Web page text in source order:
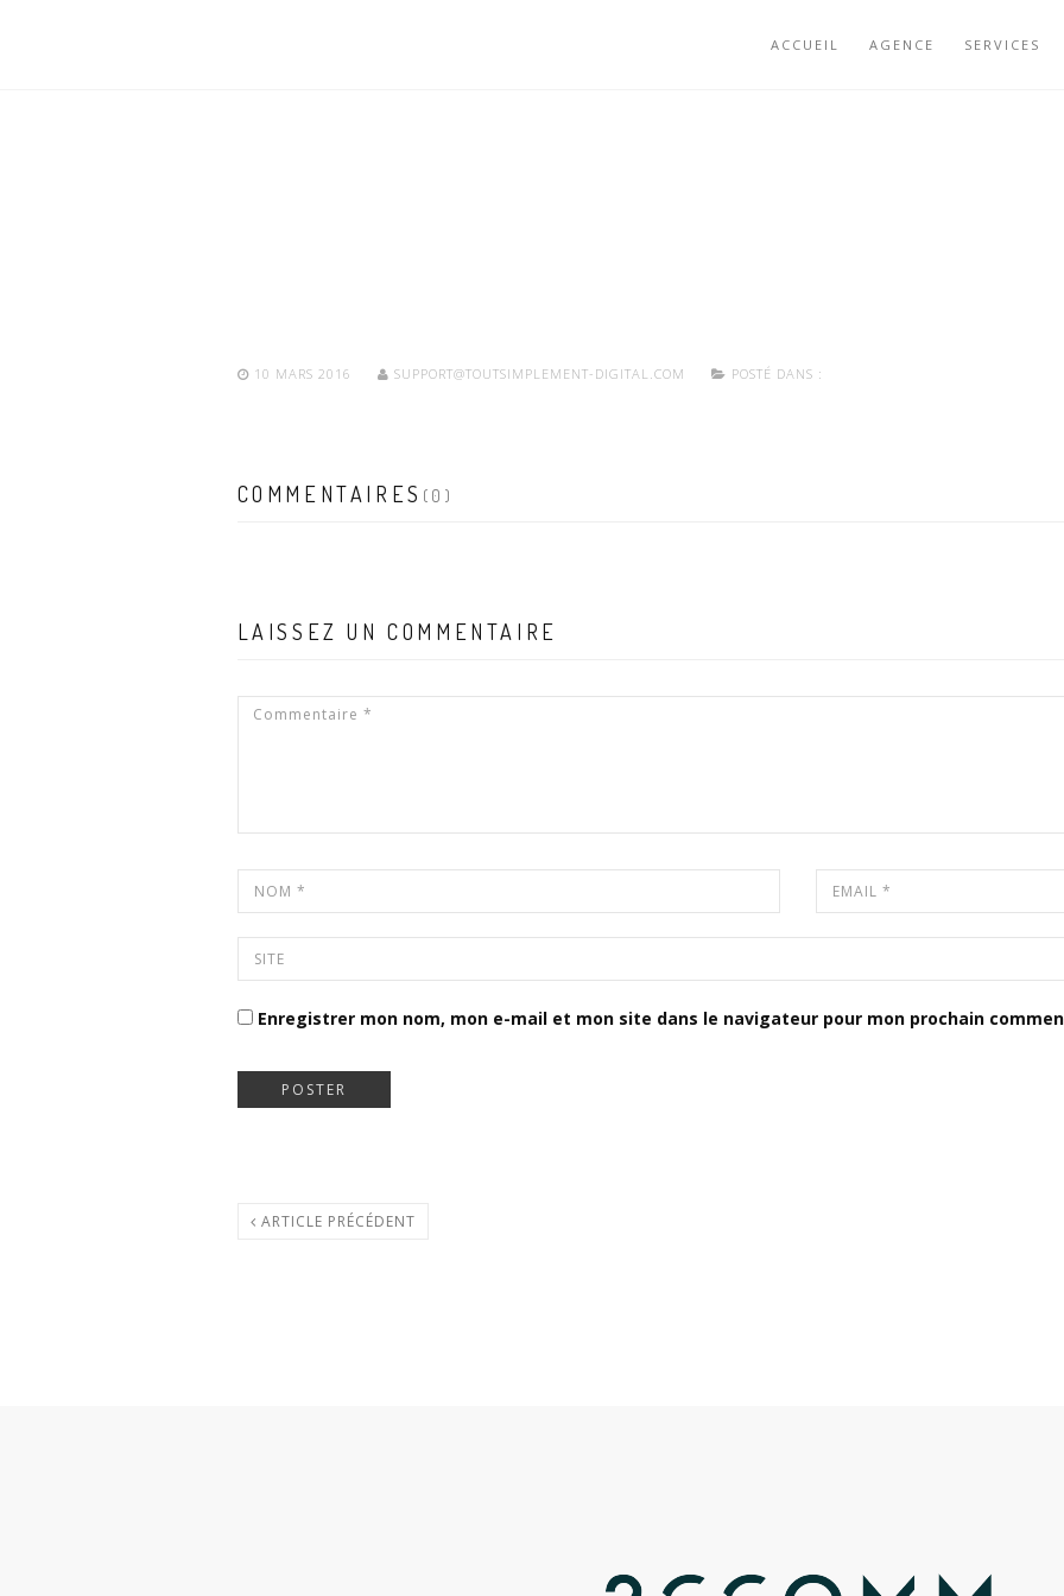
ACCUEIL AGENCE SERVICES
10 MARS 2016 SUPPORT@TOUTSIMPLEMENT-DIGITAL.COM POSTÉ DANS :
COMMENTAIRES (0)
LAISSEZ UN COMMENTAIRE
Enregistrer mon nom, mon e-mail et mon site dans le navigateur pour mon prochain
ARTICLE PRÉCÉDENT